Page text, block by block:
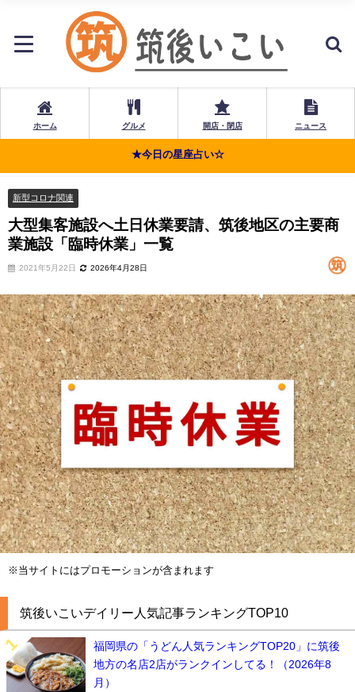
ホーム グルメ 開店・閉店 ニュース
★今日の星座占い☆
新型コロナ関連
大型集客施設へ土日休業要請、筑後地区の主要商
業施設「臨時休業」一覧
2021年5月22日 2026年4月28日
※当サイトにはプロモーションが含まれます
筑後いこいデイリー人気記事ランキングTOP10
福岡県の「うどん人気ランキングTOP20」に筑後
地方の名店2店がランクインしてる！（2026年8
月）